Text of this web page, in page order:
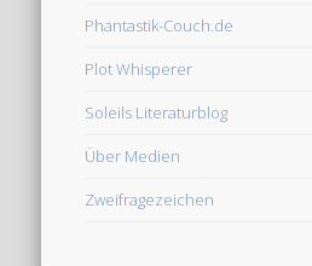
Phantastik-Couch.de
Plot Whisperer
Soleils Literaturblog
Über Medien
Zweifragezeichen